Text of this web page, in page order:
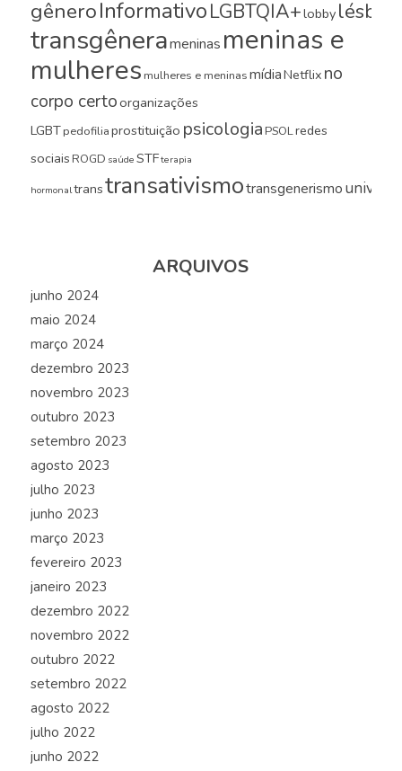
gêneroInformativoLGBTQIA+lobby
transgênerameninas meninas e
mulheres mulheres e meninasmídiaNetflix no
corpo certoorganizações
LGBTpedofiliaprostituição psicologia PSOLredes
sociais ROGD saúde STFterapia
hormonaltranstransativismotransgenerismo
ARQUIVOS
junho 2024
maio 2024
março 2024
dezembro 2023
novembro 2023
outubro 2023
setembro 2023
agosto 2023
julho 2023
junho 2023
março 2023
fevereiro 2023
janeiro 2023
dezembro 2022
novembro 2022
outubro 2022
setembro 2022
agosto 2022
julho 2022
junho 2022